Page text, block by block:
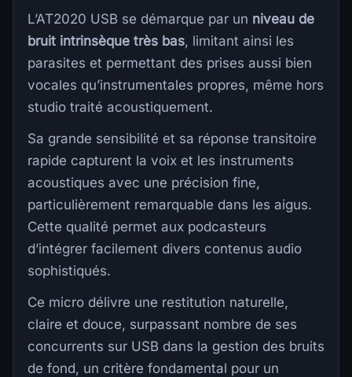
L’AT2020 USB se démarque par un niveau de
bruit intrinsèque très bas, limitant ainsi les
parasites et permettant des prises aussi bien
vocales qu’instrumentales propres, même hors
studio traité acoustiquement.
Sa grande sensibilité et sa réponse transitoire
rapide capturent la voix et les instruments
acoustiques avec une précision fine,
particulièrement remarquable dans les aigus.
Cette qualité permet aux podcasteurs
d’intégrer facilement divers contenus audio
sophistiqués.
Ce micro délivre une restitution naturelle,
claire et douce, surpassant nombre de ses
concurrents sur USB dans la gestion des bruits
de fond, un critère fondamental pour un